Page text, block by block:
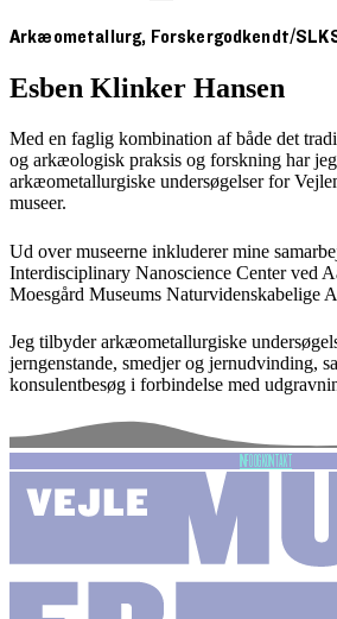
Arkæometallurg, Forskergodkendt/
Esben Klinker Hansen
Med en faglig kombination af både det
og arkæologisk praksis og forskning har
arkæometallurgiske undersøgelser for
museer.
Ud over museerne inkluderer mine
Interdisciplinary Nanoscience Center ved
Moesgård Museums Naturvidenskabelige
Jeg tilbyder arkæometallurgiske
jerngenstande, smedjer og jernudvinding,
konsulentbesøg i forbindelse med
INFO OG KONTAKT